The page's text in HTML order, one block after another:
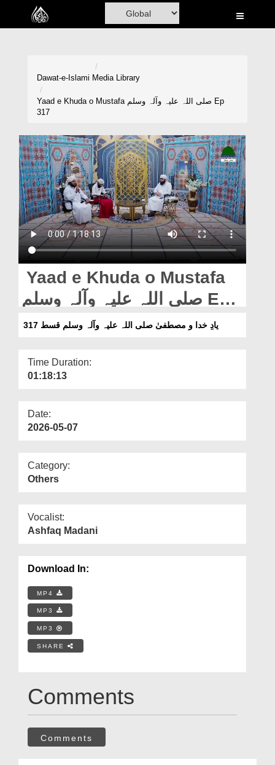
Home
Volunteer Portal
Rohani Ilaj
Donation
Blog
Magazine
Departments
Our Websites
More
Dawat-e-Islami Media Library
Yaad e Khuda o Mustafa صلی اللہ علیہ وآلہ وسلم Ep
317
Yaad e Khuda o Mustafa
صلی اللہ علیہ وآلہ وسلم Ep
317یادِ خدا و مصطفیٰ صلی اللہ علیہ وآلہ وسلم قسط 317
Time Duration:
01:18:13
Date:
2026-05-07
Category:
Others
Vocalist:
Ashfaq Madani
Download In:
MP4
MP3
MP3
SHARE
Comments
Comments